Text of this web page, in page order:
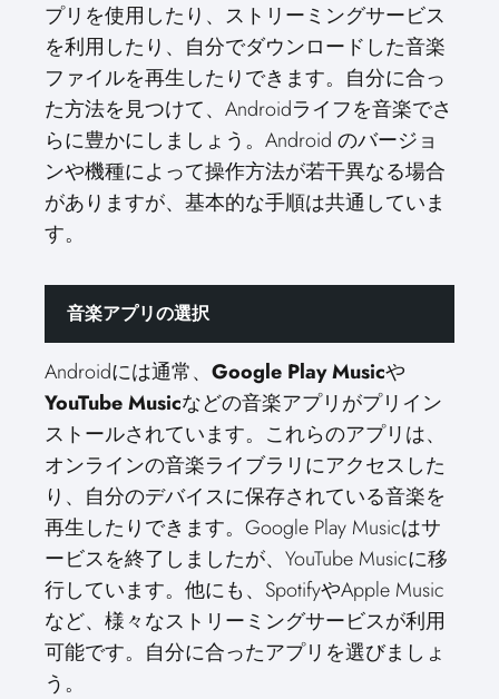
プリを使用したり、ストリーミングサービス
を利用したり、自分でダウンロードした音楽
ファイルを再生したりできます。自分に合っ
た方法を見つけて、Androidライフを音楽でさ
らに豊かにしましょう。Android のバージョ
ンや機種によって操作方法が若干異なる場合
がありますが、基本的な手順は共通していま
す。
音楽アプリの選択
Androidには通常、 Google Play Musicや
YouTube Musicなどの音楽アプリがプリイン
ストールされています。これらのアプリは、
オンラインの音楽ライブラリにアクセスした
り、自分のデバイスに保存されている音楽を
再生したりできます。Google Play Musicはサ
ービスを終了しましたが、YouTube Musicに移
行しています。他にも、SpotifyやApple Music
など、様々なストリーミングサービスが利用
可能です。自分に合ったアプリを選びましょ
う。